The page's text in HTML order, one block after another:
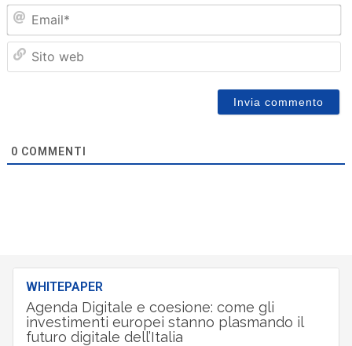
0 COMMENTI
WHITEPAPER
Agenda Digitale e coesione: come gli
investimenti europei stanno plasmando il
futuro digitale dell’Italia